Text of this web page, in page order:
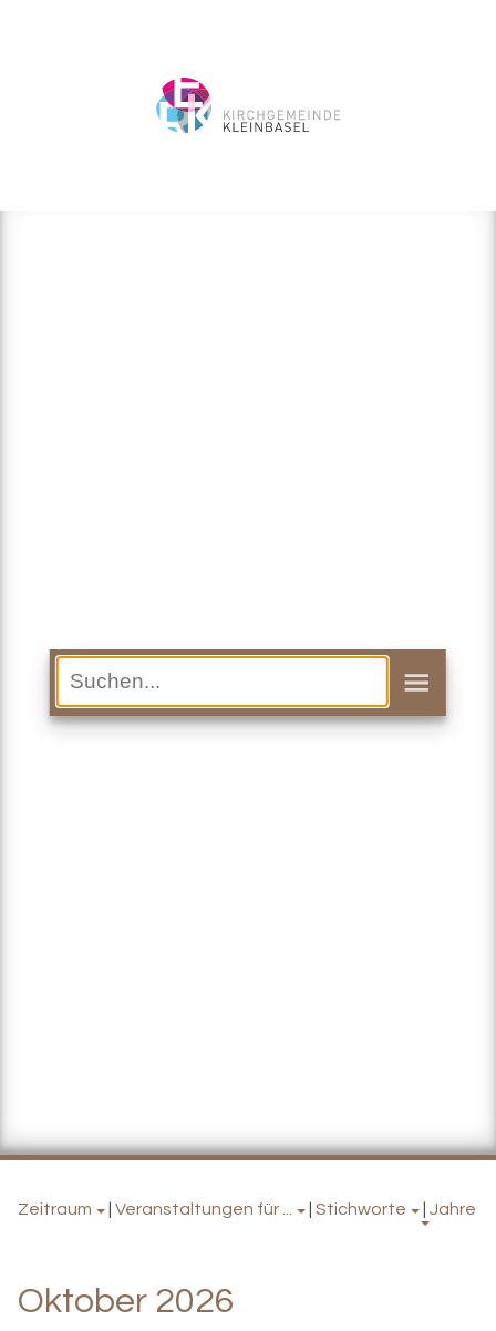
Zeitraum Veranstaltungen für ... Stichworte Jahre
Oktober 2026